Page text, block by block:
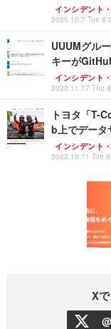
インシデント
2025.10.7 Tue
UUUMグル
キーが
インシデント
2022.11.17 Thu
トヨタ「T-
b上でデータ
インシデント
2022.10.11 Tue
X